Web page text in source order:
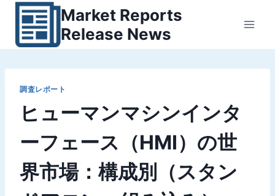
Market Reports
Release News
調査レポート
ヒューマンマシンインタ
ーフェース（HMI）の世
界市場：構成別（スタン